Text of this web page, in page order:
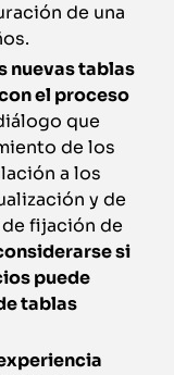
de una
nuevas tablas
el proceso
que
de los
a los
y de
fijación de
si
puede
tablas